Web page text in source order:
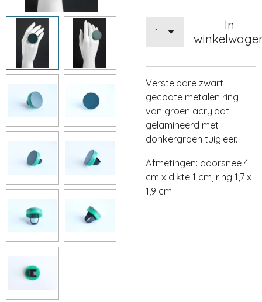
In
Verstelbare zwart
gecoate metalen ring
van groen acrylaat
gelamineerd met
donkergroen tuigleer.
Afmetingen: doorsnee 4
cm x dikte 1 cm, ring 1,7 x
1,9 cm